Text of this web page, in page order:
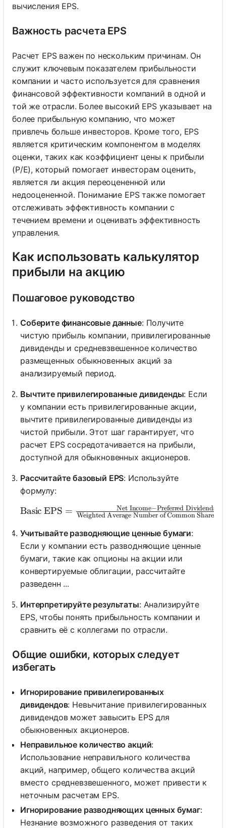
вычисления EPS.
Важность расчета EPS
Расчет EPS важен по нескольким причинам. Он
служит ключевым показателем прибыльности
компании и часто используется для сравнения
финансовой эффективности компаний в одной и
той же отрасли. Более высокий EPS указывает на
более прибыльную компанию, что может
привлечь больше инвесторов. Кроме того, EPS
является критическим компонентом в моделях
оценки, таких как коэффициент цены к прибыли
(P/E), который помогает инвесторам оценить,
является ли акция переоцененной или
недооцененной. Понимание EPS также помогает
отслеживать эффективность компании с
течением времени и оценивать эффективность
управления.
Как использовать калькулятор
прибыли на акцию
Пошаговое руководство
Соберите финансовые данные: Получите
чистую прибыль компании, привилегированные
дивиденды и средневзвешенное количество
размещенных обыкновенных акций за
анализируемый период.
Вычтите привилегированные дивиденды: Если
у компании есть привилегированные акции,
вычтите привилегированные дивиденды из
чистой прибыли. Этот шаг гарантирует, что
расчет EPS сосредотачивается на прибыли,
доступной для обыкновенных акционеров.
Рассчитайте базовый EPS: Используйте
формулу:
\text{Basic EPS} = \frac{\text{Net Income} -
Basic EPS = Weighted Average Number of Common Shares
Net Income−Preferred Dividends
Учитывайте разводняющие ценные бумаги:
Если у компании есть разводняющие ценные
бумаги, такие как опционы на акции или
конвертируемые облигации, рассчитайте
разведенн ...
Интерпретируйте результаты: Анализируйте
EPS, чтобы понять прибыльность компании и
сравнить её с коллегами по отрасли.
Общие ошибки, которых следует
избегать
Игнорирование привилегированных
дивидендов: Невычитание привилегированных
дивидендов может завысить EPS для
обыкновенных акционеров.
Неправильное количество акций:
Использование неправильного количества
акций, например, общего количества акций
вместо средневзвешенного, может привести к
неточным расчетам EPS.
Игнорирование разводняющих ценных бумаг:
Незнание возможного разведения от таких